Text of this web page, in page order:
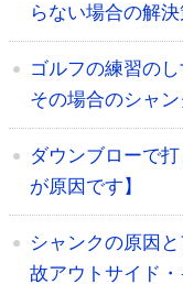
らない場合の解決
ゴルフの練習の
その場合のシャ
ダウンブローで
が原因です】
シャンクの原因
故アウトサイド・